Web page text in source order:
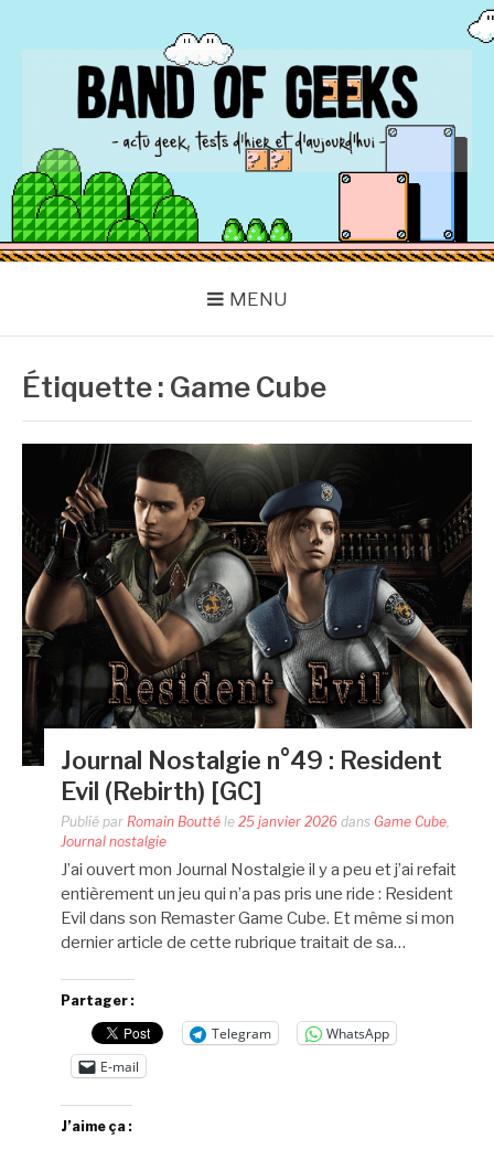
BAND OF GEEKS
Actu Geek d'hier et d'aujourd'hui
MENU
Étiquette : Game Cube
Journal Nostalgie n°49 : Resident
Evil (Rebirth) [GC]
Publié par Romain Boutté le 25 janvier 2026 dans Game Cube
Journal nostalgie
J’ai ouvert mon Journal Nostalgie il y a peu et j’ai refait
entièrement un jeu qui n’a pas pris une ride : Resident
Evil dans son Remaster Game Cube. Et même si mon
dernier article de cette rubrique traitait de sa…
Partager :
Telegram
WhatsApp
E-mail
J’aime ça :